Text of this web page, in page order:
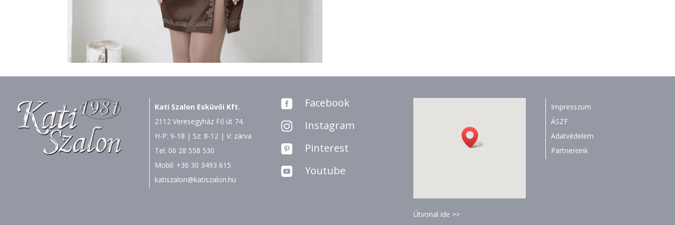
Kati Szalon Esküvői Kft.
2112 Veresegyház Fő út 74.
H-P: 9-18 | Sz: 8-12 | V: zárva
Tel: 06 28 558 530
Mobil: +36 30 3493 615
katiszalon@katiszalon.hu
 Facebook
 Instagram
 Pinterest
 Youtube
Útvonal ide >>
Impresszum
ÁSZF
Adatvédelem
Partnereink